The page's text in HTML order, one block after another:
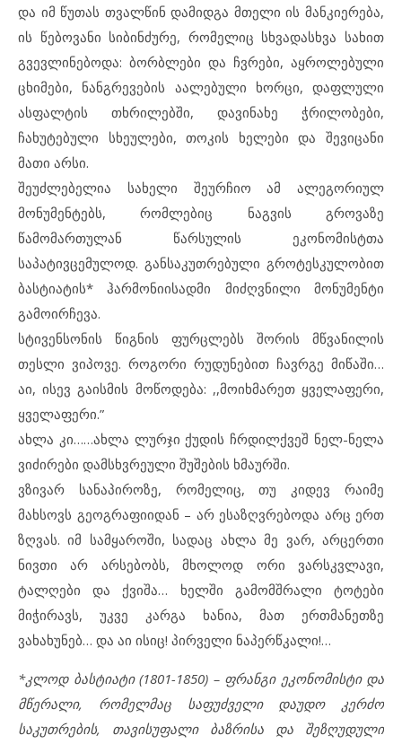
და იმ წუთას თვალწინ დამიდგა მთელი ის მანკიერება,
ის წებოვანი სიბინძურე, რომელიც სხვადასხვა სახით
გვევლინებოდა: ბორბლები და ჩვრები, აყროლებული
ცხიმები, ნანგრევების აალებული ხორცი, დაფლული
ასფალტის თხრილებში, დავინახე ჭრილობები,
ჩახუტებული სხეულები, თოკის ხელები და შევიცანი
მათი არსი.
შეუძლებელია სახელი შეურჩიო ამ ალეგორიულ
მონუმენტებს, რომლებიც ნაგვის გროვაზე
წამომართულან წარსულის ეკონომისტთა
საპატივცემულოდ. განსაკუთრებული გროტესკულობით
ბასტიატის* ჰარმონიისადმი მიძღვნილი მონუმენტი
გამოირჩევა.
სტივენსონის წიგნის ფურცლებს შორის მწვანილის
თესლი ვიპოვე. როგორი რუდუნებით ჩავრგე მიწაში…
აი, ისევ გაისმის მოწოდება: ,,მოიხმარეთ ყველაფერი,
ყველაფერი.”
ახლა კი……ახლა ლურჯი ქუდის ჩრდილქვეშ ნელ-ნელა
ვიძირები დამსხვრეული შუშების ხმაურში.
ვზივარ სანაპიროზე, რომელიც, თუ კიდევ რაიმე
მახსოვს გეოგრაფიიდან – არ ესაზღვრებოდა არც ერთ
ზღვას. იმ სამყაროში, სადაც ახლა მე ვარ, არცერთი
ნივთი არ არსებობს, მხოლოდ ორი ვარსკვლავი,
ტალღები და ქვიშა… ხელში გამომშრალი ტოტები
მიჭირავს, უკვე კარგა ხანია, მათ ერთმანეთზე
ვახახუნებ… და აი ისიც! პირველი ნაპერწკალი!…
*კლოდ ბასტიატი (1801-1850) – ფრანგი ეკონომისტი და
მწერალი, რომელმაც საფუძველი დაუდო კერძო
საკუთრების, თავისუფალი ბაზრისა და შეზღუდული